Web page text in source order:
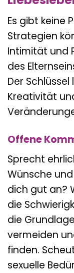
Es gibt keine
Strategien
Intimität und
des
Der
Kreativität
Offene
Sprecht
Wünsche
dich gut an?
die
die
vermeiden
finden.
sexuelle